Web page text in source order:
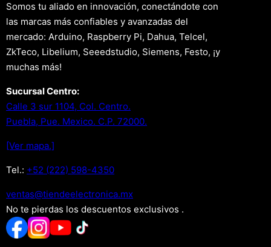
Somos tu aliado en innovación, conectándote con
las marcas más confiables y avanzadas del
mercado: Arduino, Raspberry Pi, Dahua, Telcel,
ZkTeco, Libelium, Seeedstudio, Siemens, Festo, ¡y
muchas más!
Sucursal Centro:
Calle 3 sur 1104, Col. Centro.
Puebla, Pue. Mexico. C.P. 72000.
[Ver mapa.]
Tel.: +52 (222) 598-4350
xm.acinortceleedneit@satnev
No te pierdas los descuentos exclusivos .